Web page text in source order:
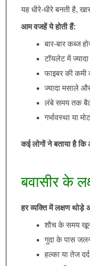
यह धीरे-धीरे बनती है,
आम वजहें ये होती हैं:
बार-बार कब्ज
टॉयलेट में
फाइबर की कमी
ज्यादा मसाले
लंबे समय तक
गर्भावस्था या
कई लोगों ने बताया है
बवासीर के
हर व्यक्ति में लक्षण
शौच के समय
गुदा के पास
हल्का या तेज दर्द